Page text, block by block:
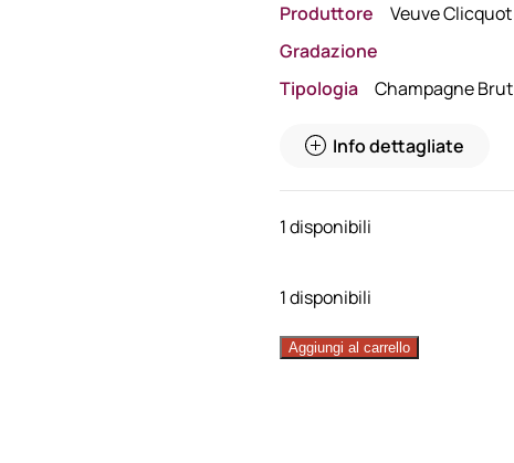
Produttore
Veuve Clicquot
Gradazione
Tipologia
Champagne Brut
Info dettagliate
1 disponibili
1 disponibili
Veuve
Aggiungi al carrello